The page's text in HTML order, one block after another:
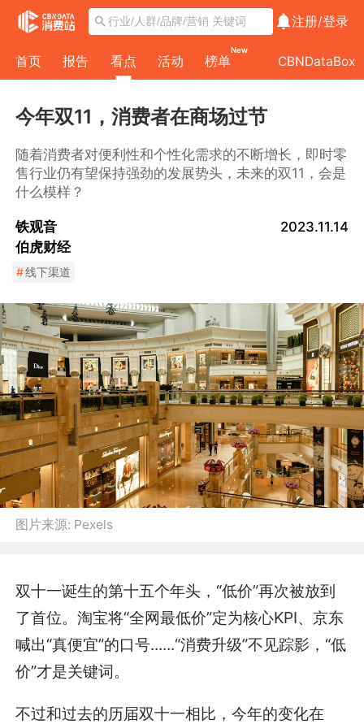
注册/登录
首页 报告 看点 活动 榜单
New
CBNDataBox
今年双11，消费者在商场过节
随着消费者对便利性和个性化需求的不断增长，即时零
售行业仍有望保持强劲的发展势头，未来的双11，会是
什么模样？
铁观音
伯虎财经
2023.11.14
#线下渠道
图片来源: Pexels
双十一诞生的第十五个年头，“低价”再次被放到
了首位。淘宝将“全网最低价”定为核心KPI、京东
喊出“真便宜”的口号......“消费升级”不见踪影，“低
价”才是关键词。
不过和过去的历届双十一相比，今年的变化在